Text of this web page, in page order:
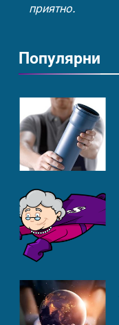
приятно.
Популярни